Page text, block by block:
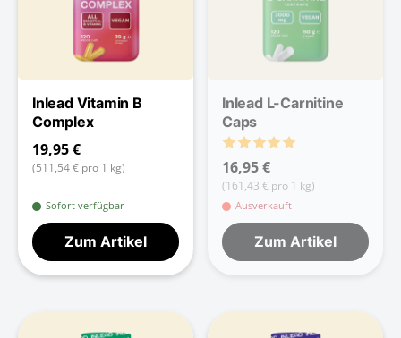
Inlead Vitamin B
Complex
19,95 €
(511,54 € pro 1 kg)
Sofort verfügbar
Zum Artikel
Inlead L-Carnitine
Caps
16,95 €
(161,43 € pro 1 kg)
Ausverkauft
Zum Artikel